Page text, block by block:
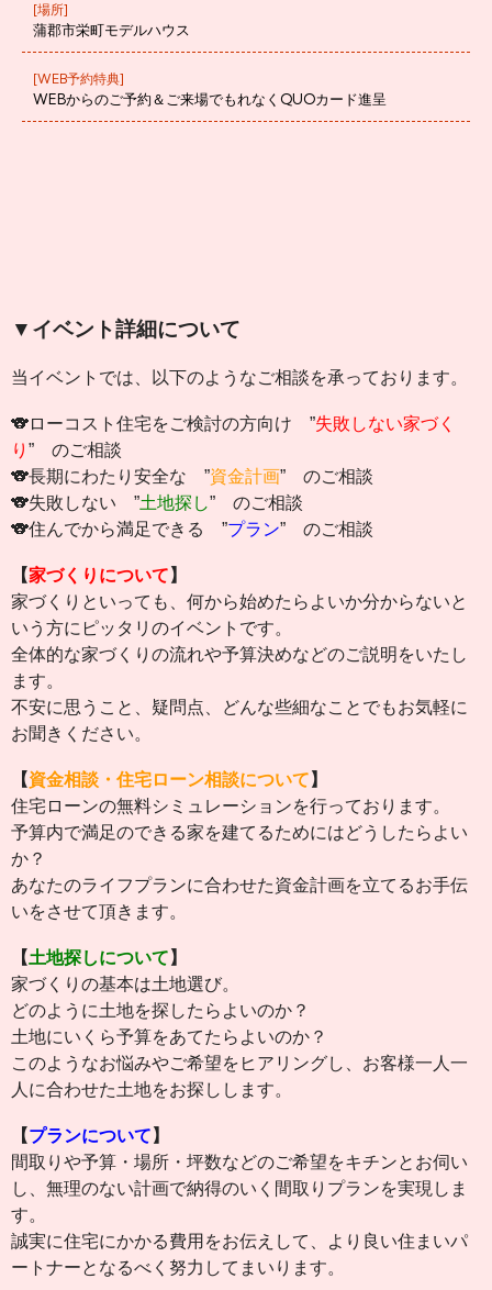
[場所]
蒲郡市栄町モデルハウス
[WEB予約特典]
WEBからのご予約＆ご来場でもれなくQUOカード進呈
▼イベント詳細について
当イベントでは、以下のようなご相談を承っております。
🐨ローコスト住宅をご検討の方向け ”失敗しない家づく
り ” のご相談
🐨長期にわたり安全な ”資金計画” のご相談
🐨失敗しない ”土地探し” のご相談
🐨住んでから満足できる ”プラン” のご相談
【家づくりについて 】
家づくりといっても、何から始めたらよいか分からないと
いう方にピッタリのイベントです。
全体的な家づくりの流れや予算決めなどのご説明をいたし
ます。
不安に思うこと、疑問点、どんな些細なことでもお気軽に
お聞きください。
【資金相談・住宅ローン相談について 】
住宅ローンの無料シミュレーションを行っております。
予算内で満足のできる家を建てるためにはどうしたらよい
か？
あなたのライフプランに合わせた資金計画を立てるお手伝
いをさせて頂きます。
【土地探しについて 】
家づくりの基本は土地選び。
どのように土地を探したらよいのか？
土地にいくら予算をあてたらよいのか？
このようなお悩みやご希望をヒアリングし、お客様一人一
人に合わせた土地をお探しします。
【プランについて 】
間取りや予算・場所・坪数などのご希望をキチンとお伺い
し、無理のない計画で納得のいく間取りプランを実現しま
す。
誠実に住宅にかかる費用をお伝えして、より良い住まいパ
ートナーとなるべく努力してまいります。